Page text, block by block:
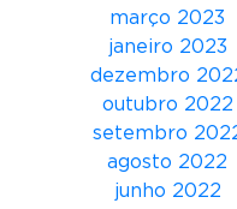
março 2023
janeiro 2023
dezembro
outubro 2022
setembro
agosto 2022
junho 2022